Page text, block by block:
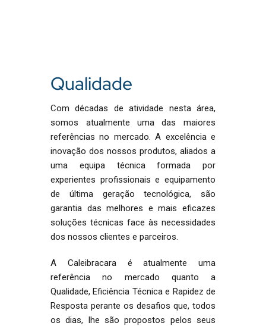
Qualidade
Com décadas de atividade nesta área,
somos atualmente uma das maiores
referências no mercado. A excelência e
inovação dos nossos produtos, aliados a
uma equipa técnica formada por
experientes profissionais e equipamento
de última geração tecnológica, são
garantia das melhores e mais eficazes
soluções técnicas face às necessidades
dos nossos clientes e parceiros.
A Caleibracara é atualmente uma
referência no mercado quanto a
Qualidade, Eficiência Técnica e Rapidez de
Resposta perante os desafios que, todos
os dias, lhe são propostos pelos seus